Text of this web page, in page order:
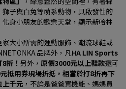
子與白兔等萌系動物，具啟發性的
身小朋友的歡樂天堂，顯示新哈林
大小所需的運動服飾、潮流球鞋或
品牌外，凡HA LIN Sports
折！ 另外， 原價3000元以上鞋款還可
抵用券現場折抵，相當於打8折再下
上千元 ，不論是爸爸買機能、媽媽買